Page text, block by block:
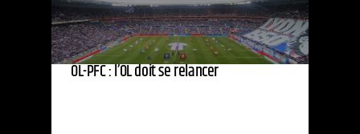
OL-PFC : l’OL doit se relancer